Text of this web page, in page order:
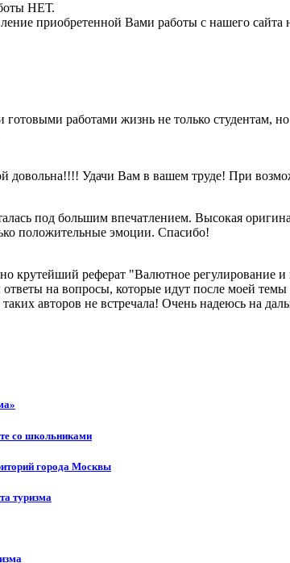
НЕТ.
приобретенной Вами работы с нашего сайта
работами жизнь не только студентам,
Удачи Вам в вашем труде! При
под большим впечатлением. Высокая
положительные эмоции. Спасибо!
крутейший реферат "Валютное
на вопросы, которые идут после моей
авторов не встречала! Очень надеюсь на
со школьниками
города Москвы
туризма